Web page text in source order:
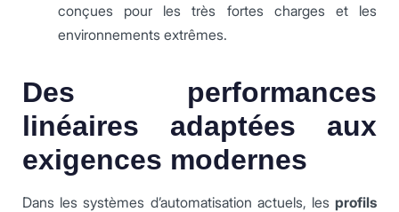
conçues pour les très fortes charges et les
environnements extrêmes.
Des performances
linéaires adaptées aux
exigences modernes
Dans les systèmes d’automatisation actuels, les profils